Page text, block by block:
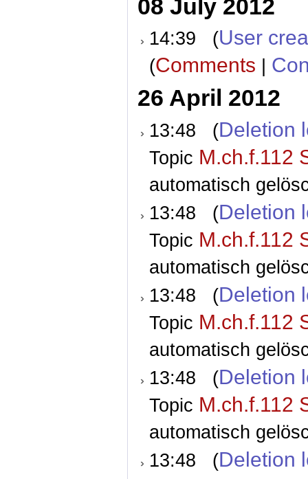
08 July 2012
14:39 (User
(Comments |
26 April 2012
13:48 (Deletion
Topic M.ch.f.112
automatisch
13:48 (Deletion
Topic M.ch.f.112
automatisch
13:48 (Deletion
Topic M.ch.f.112
automatisch
13:48 (Deletion
Topic M.ch.f.112
automatisch
13:48 (Deletion